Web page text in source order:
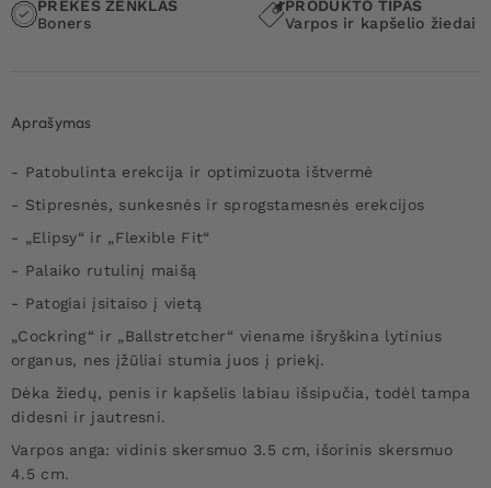
PREKĖS ŽENKLAS
Boners
PRODUKTO TIPAS
Varpos ir kapšelio žiedai
Aprašymas
- Patobulinta erekcija ir optimizuota ištvermė
- Stipresnės, sunkesnės ir sprogstamesnės erekcijos
- „Elipsy“ ir „Flexible Fit“
- Palaiko rutulinį maišą
- Patogiai įsitaiso į vietą
„Cockring“ ir „Ballstretcher“ viename išryškina lytinius
organus, nes įžūliai stumia juos į priekį.
Dėka žiedų, penis ir kapšelis labiau išsipučia, todėl tampa
didesni ir jautresni.
Varpos anga: vidinis skersmuo 3.5 cm, išorinis skersmuo
4.5 cm.